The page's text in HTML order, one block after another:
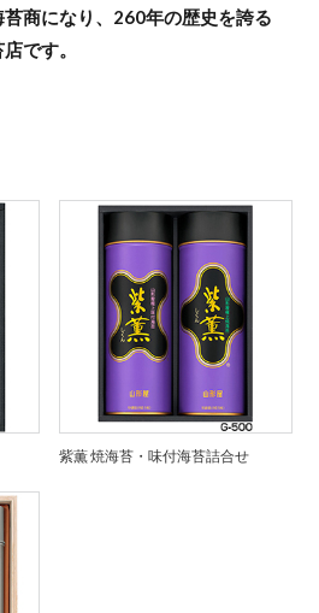
商になり、260年の歴史を誇る
です。
紫薫 焼海苔・味付海苔詰合せ